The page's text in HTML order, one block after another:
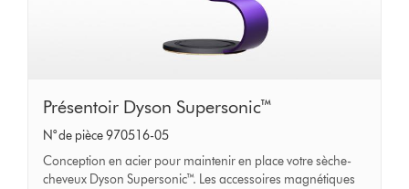
Présentoir
Dyson
Supersonic™
Présentoir Dyson Supersonic™
N° de pièce 970516-05
Conception en acier pour maintenir en place votre sèche-
cheveux Dyson Supersonic™. Les accessoires magnétiques